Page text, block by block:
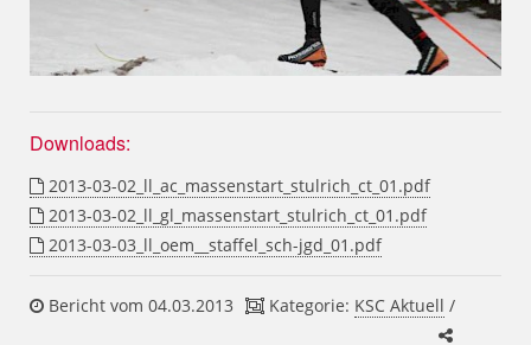
Downloads:
2013-03-02_ll_ac_massenstart_stulrich_ct_01.pdf
2013-03-02_ll_gl_massenstart_stulrich_ct_01.pdf
2013-03-03_ll_oem__staffel_sch-jgd_01.pdf
Bericht vom 04.03.2013 Kategorie: KSC Aktuell /